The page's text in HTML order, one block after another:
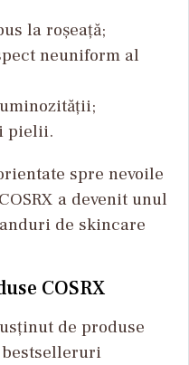
la roșeață;
neuniform al
pielii.
spre nevoile
a devenit unul
de skincare
COSRX
de produse
bestselleruri